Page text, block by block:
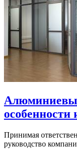
Принимая
руководство